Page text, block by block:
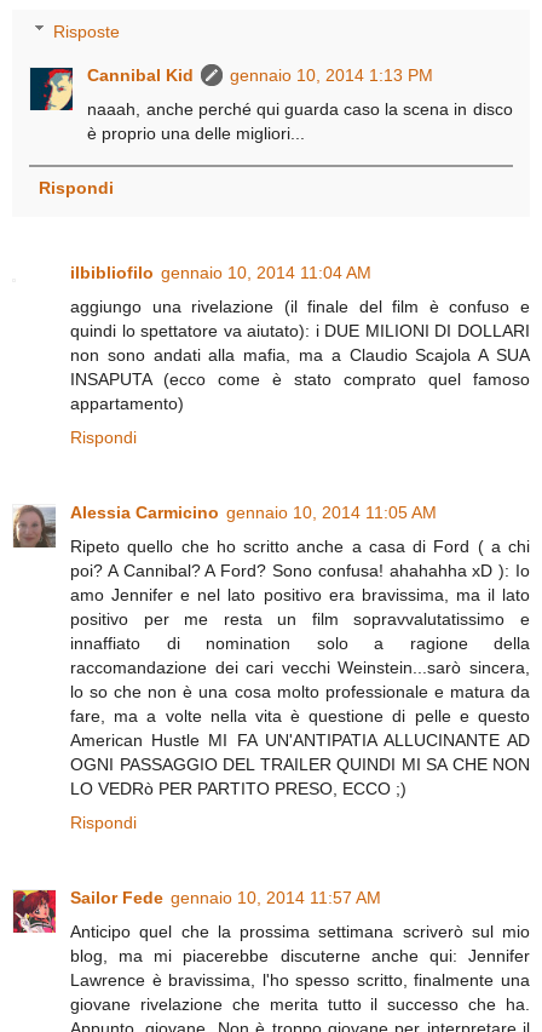
Risposte
Cannibal Kid
gennaio 10, 2014 1:13 PM
naaah, anche perché qui guarda caso la scena in disco
è proprio una delle migliori...
Rispondi
ilbibliofilo gennaio 10, 2014 11:04 AM
aggiungo una rivelazione (il finale del film è confuso e
quindi lo spettatore va aiutato): i DUE MILIONI DI DOLLARI
non sono andati alla mafia, ma a Claudio Scajola A SUA
INSAPUTA (ecco come è stato comprato quel famoso
appartamento)
Rispondi
Alessia Carmicino gennaio 10, 2014 11:05 AM
Ripeto quello che ho scritto anche a casa di Ford ( a chi
poi? A Cannibal? A Ford? Sono confusa! ahahahha xD ): Io
amo Jennifer e nel lato positivo era bravissima, ma il lato
positivo per me resta un film sopravvalutatissimo e
innaffiato di nomination solo a ragione della
raccomandazione dei cari vecchi Weinstein...sarò sincera,
lo so che non è una cosa molto professionale e matura da
fare, ma a volte nella vita è questione di pelle e questo
American Hustle MI FA UN'ANTIPATIA ALLUCINANTE AD
OGNI PASSAGGIO DEL TRAILER QUINDI MI SA CHE NON
LO VEDRò PER PARTITO PRESO, ECCO ;)
Rispondi
Sailor Fede gennaio 10, 2014 11:57 AM
Anticipo quel che la prossima settimana scriverò sul mio
blog, ma mi piacerebbe discuterne anche qui: Jennifer
Lawrence è bravissima, l'ho spesso scritto, finalmente una
giovane rivelazione che merita tutto il successo che ha.
Appunto, giovane. Non è troppo giovane per interpretare il